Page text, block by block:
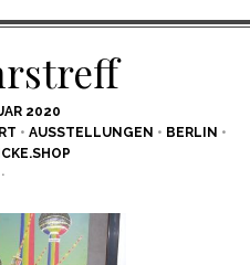
2020
• AUSSTELLUNGEN • BERLIN •
ICKE.SHOP